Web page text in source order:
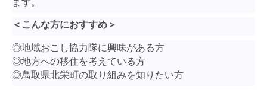
＜こんな方におすすめ＞
◎地域おこし協力隊に興味がある方
◎地方への移住を考えている方
◎鳥取県北栄町の取り組みを知りたい方